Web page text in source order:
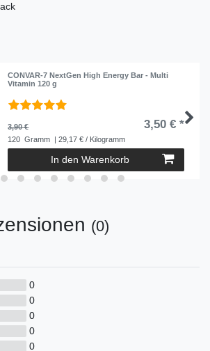
CONVAR-7 NextGen High Energy Bar - Multi
Vitamin 120 g
3,90 € 3,50 € *
120 Gramm | 29,17 € / Kilogramm
In den Warenkorb
(0)
0
0
0
0
0